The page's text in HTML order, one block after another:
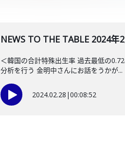
NEWS TO THE TABLE 2024年
＜韓国の合計特殊出生率 過去最低の
分析を行う 金明中さんにお話をうかが...
2024.02.28 |00:08:52